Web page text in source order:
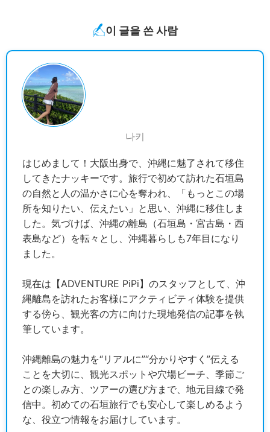
이 글을 쓴 사람
나키
はじめまして！大阪出身で、沖縄に魅了されて移住
してきたナッキーです。旅行で初めて訪れた石垣島
の自然と人の温かさに心を奪われ、「もっとこの場
所を知りたい、伝えたい」と思い、沖縄に移住しま
した。気づけば、沖縄の離島（石垣島・宮古島・西
表島など）を転々とし、沖縄暮らしも7年目になり
ました。
現在は【ADVENTURE PiPi】のスタッフとして、沖
縄離島を訪れたお客様にアクティビティ体験を提供
する傍ら、観光客の方に向けた現地発信の記事を執
筆しています。
沖縄離島の魅力を“リアルに”“分かりやすく”伝える
ことを大切に、観光スポットや穴場ビーチ、季節ご
との楽しみ方、ツアーの選び方まで、地元目線で発
信中。初めての石垣旅行でも安心して楽しめるよう
な、役立つ情報をお届けしています。